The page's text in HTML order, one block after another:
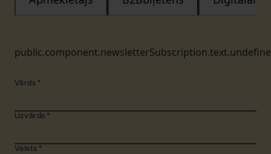
Vārds *
Uzvārds *
Valsts *